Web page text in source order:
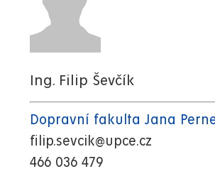
Ing. Filip Ševčík
Dopravní fakulta Jana
filip.sevcik@upce.cz
466 036 479